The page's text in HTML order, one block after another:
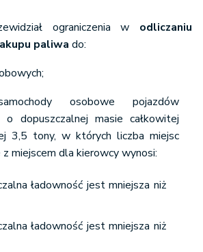
ograniczenia w odliczaniu
paliwa do:
osobowe pojazdów
o dopuszczalnej masie całkowitej
3,5 tony, w których liczba miejsc
z miejscem dla kierowcy wynosi:
ładowność jest mniejsza niż
ładowność jest mniejsza niż